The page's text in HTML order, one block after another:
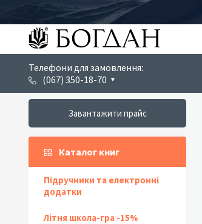
Телефони для замовлення:
(067) 350-18-70
Завантажити прайс
Каталог книг
Підручники та електронні
додатки
Літня школа-гра -15%